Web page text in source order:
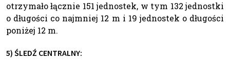
otrzymało łącznie 151 jednostek, w tym 132 jednostki
o długości co najmniej 12 m i 19 jednostek o długości
poniżej 12 m.
5) ŚLEDŹ CENTRALNY: